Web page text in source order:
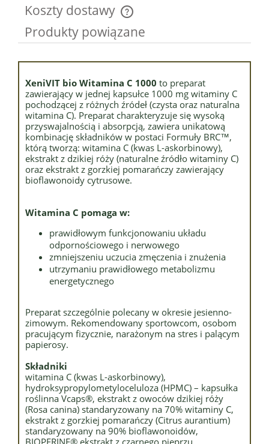
Koszty dostawy
Cena nie zawiera ewentualnych kosztów płatności
Produkty powiązane
XeniVIT bio Witamina C 1000 to preparat
zawierający w jednej kapsułce 1000 mg witaminy C
pochodzącej z różnych źródeł (czysta oraz naturalna
witamina C). Preparat charakteryzuje się wysoką
przyswajalnością i absorpcją, zawiera unikatową
kombinację składników w postaci Formuły BRC™,
którą tworzą: witamina C (kwas L-askorbinowy),
ekstrakt z dzikiej róży (naturalne źródło witaminy C)
oraz ekstrakt z gorzkiej pomarańczy zawierający
bioflawonoidy cytrusowe.
Witamina C pomaga w:
prawidłowym funkcjonowaniu układu
odpornościowego i nerwowego
zmniejszeniu uczucia zmęczenia i znużenia
utrzymaniu prawidłowego metabolizmu
energetycznego
Preparat szczególnie polecany w okresie jesienno-
zimowym. Rekomendowany sportowcom, osobom
pracującym fizycznie, narażonym na stres i palącym
papierosy.
Składniki
witamina C (kwas L-askorbinowy),
hydroksypropylometyloceluloza (HPMC) – kapsułka
roślinna Vcaps®, ekstrakt z owoców dzikiej róży
(Rosa canina) standaryzowany na 70% witaminy C,
ekstrakt z gorzkiej pomarańczy (Citrus aurantium)
standaryzowany na 90% bioflawonoidów,
BIOPERINE® ekstrakt z czarnego pieprzu,